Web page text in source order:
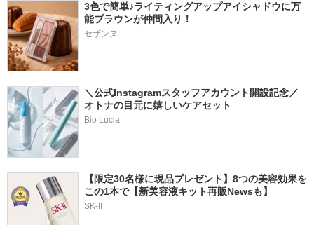
3色で簡単♪ライティングアップアイシャドウに万
能ブラウンが仲間入り！
セザンヌ
＼公式Instagramスタッフアカウント開設記念／
オトナの目元に嬉しいケアセット
Bio Lucia
【限定30名様に現品プレゼント】8つの美容効果を
この1本で【新美容液キット再販Newsも】
SK-II